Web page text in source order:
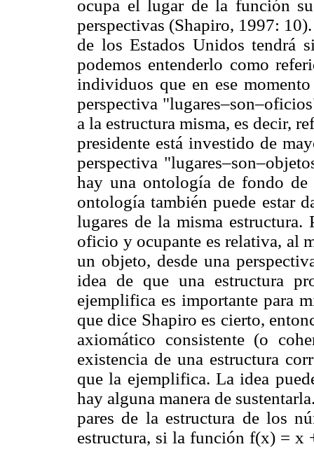
ocupa el lugar de la función
perspectivas (Shapiro, 1997:
de los Estados Unidos tendrá
podemos entenderlo como
individuos que en ese
perspectiva
a la estructura misma, es decir,
presidente está investido de
perspectiva
hay una ontología de fondo
ontología también puede estar
lugares de la misma
oficio y ocupante es relativa, al
un objeto, desde una
idea de que una estructura
ejemplifica es importante para
que dice Shapiro es cierto,
axiomático consistente (o
existencia de una estructura
que la ejemplifica. La idea
hay alguna manera de
pares de la estructura de los
estructura, si la función f(x) = x